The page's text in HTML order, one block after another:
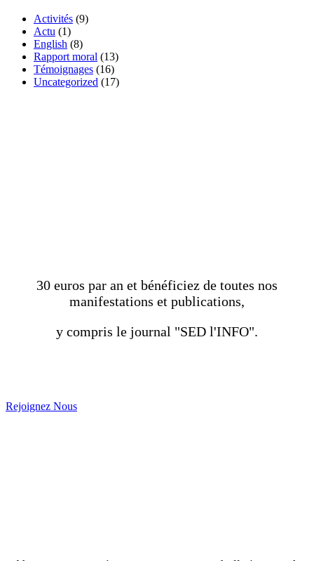
Activités (9)
Actu (1)
English (8)
Rapport moral (13)
Témoignages (16)
Uncategorized (17)
30 euros par an et bénéficiez de toutes nos
manifestations et publications,
y compris le journal "SED l'INFO".
Rejoignez Nous